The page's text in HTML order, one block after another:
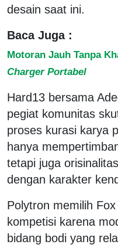
desain saat ini.
Baca Juga :
Motoran Jauh Tanpa
Charger Portabel
Hard13 bersama
pegiat komunitas
proses kurasi karya
hanya
tetapi juga
dengan karakter
Polytron memilih
kompetisi karena
bidang bodi yang